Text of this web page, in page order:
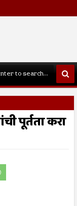
पूर्तता करा